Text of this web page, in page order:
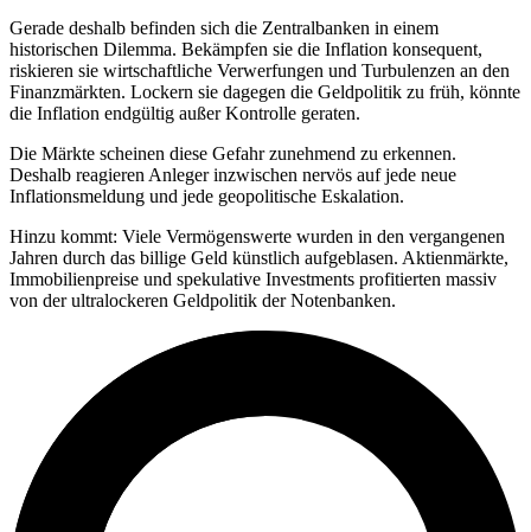
Gerade deshalb befinden sich die Zentralbanken in einem
historischen Dilemma. Bekämpfen sie die Inflation konsequent,
riskieren sie wirtschaftliche Verwerfungen und Turbulenzen an den
Finanzmärkten. Lockern sie dagegen die Geldpolitik zu früh, könnte
die Inflation endgültig außer Kontrolle geraten.
Die Märkte scheinen diese Gefahr zunehmend zu erkennen.
Deshalb reagieren Anleger inzwischen nervös auf jede neue
Inflationsmeldung und jede geopolitische Eskalation.
Hinzu kommt: Viele Vermögenswerte wurden in den vergangenen
Jahren durch das billige Geld künstlich aufgeblasen. Aktienmärkte,
Immobilienpreise und spekulative Investments profitierten massiv
von der ultralockeren Geldpolitik der Notenbanken.